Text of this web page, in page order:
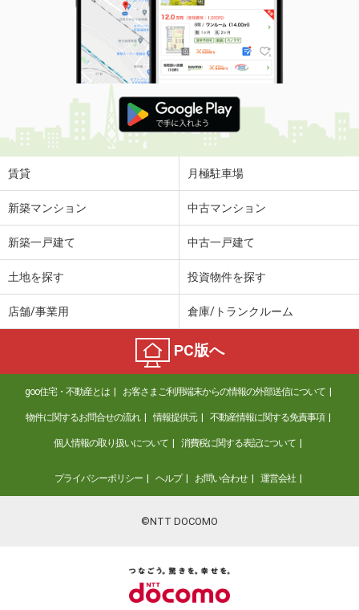
賃貸 月極駐車場
新築マンション 中古マンション
新築一戸建て 中古一戸建て
土地を探す 投資物件を探す
店舗/事業用 倉庫/トランクルーム
PC版へ
goo住宅・不動産とは お客さまご利用端末からの情報の外部送信について
物件に関するお問合せの流れ 情報提供元 不動産情報に関する免責事項
個人情報の取り扱いについて 消費税に関する表記について
プライバシーポリシー ヘルプ お問い合わせ 運営会社
©NTT DOCOMO